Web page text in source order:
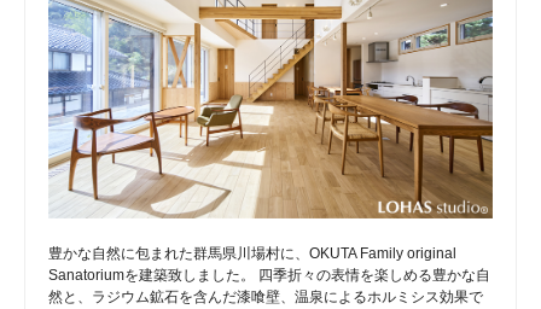
豊かな自然に包まれた群馬県川場村に、OKUTA Family original
Sanatoriumを建築致しました。 四季折々の表情を楽しめる豊かな自
然と、ラジウム鉱石を含んだ漆喰壁、温泉によるホルミシス効果で